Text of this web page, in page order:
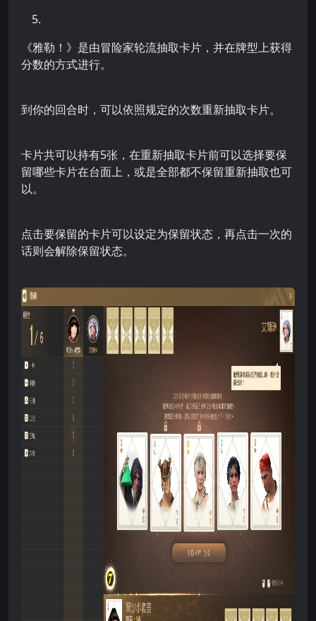
《雅勒！》是由冒险家轮流抽取卡片，并在牌型上获得
分数的方式进行。
到你的回合时，可以依照规定的次数重新抽取卡片。
卡片共可以持有5张，在重新抽取卡片前可以选择要保
留哪些卡片在台面上，或是全部都不保留重新抽取也可
以。
点击要保留的卡片可以设定为保留状态，再点击一次的
话则会解除保留状态。